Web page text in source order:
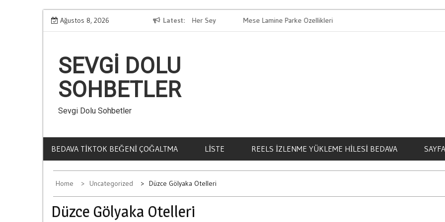
Skip
to
Ağustos 8, 2026 Latest
Kumar Zararlari Hakkinda Bilmeniz Gereken Her Sey Mese Lamine Parke Ozellikleri
SEVGI DOLU
SOHBETLER
Sevgi Dolu Sohbetler
BEDAVA TIKTOK BEĞENI ÇOĞALTMA LISTE REELS İZLENME YÜKLEME HILESI BEDAVA
Home Uncategorized Düzce Gölyaka Otelleri
Düzce Gölyaka Otelleri